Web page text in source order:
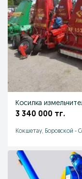
Косилка
3 340 000 тг.
Кокшетау, Боровской -